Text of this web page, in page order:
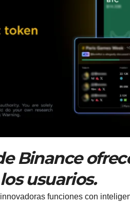
Binance
usuarios.
funciones con